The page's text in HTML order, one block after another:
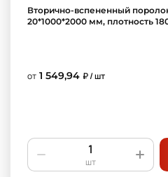
Вторично-вспененный
20*1000*2000 мм, плотность
от 1 549,94 ₽ / шт
шт